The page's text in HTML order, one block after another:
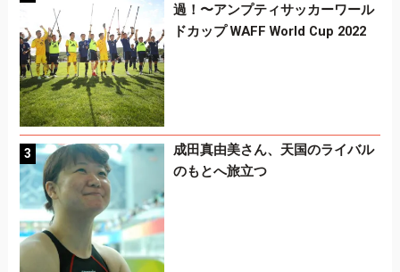
過！〜アンプティサッカーワール
ドカップ WAFF World Cup 2022
成田真由美さん、天国のライバル
のもとへ旅立つ